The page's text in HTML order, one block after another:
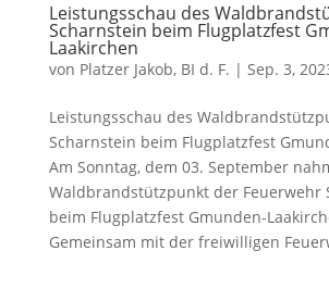
Leistungsschau des
Scharnstein beim Flugplatzfest
Laakirchen
von Platzer Jakob, BI d. F. | Sep. 3,
Leistungsschau des
Scharnstein beim Flugplatzfest
Am Sonntag, dem 03. September
Waldbrandstützpunkt der Feuerwehr
beim Flugplatzfest Gmunden-
Gemeinsam mit der freiwilligen